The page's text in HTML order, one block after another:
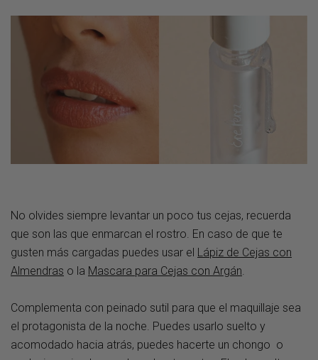
No olvides siempre levantar un poco tus cejas, recuerda
que son las que enmarcan el rostro. En caso de que te
gusten más cargadas puedes usar el Lápiz de Cejas con
Almendras o la Mascara para Cejas con Argán.
Complementa con peinado sutil para que el maquillaje sea
el protagonista de la noche. Puedes usarlo suelto y
acomodado hacia atrás, puedes hacerte un chongo o